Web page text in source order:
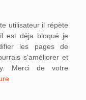
utilisateur il répète
est déja bloqué je
les pages de
s'améliorer et
Merci de votre